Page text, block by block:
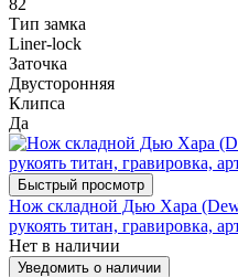
Тип замка
Liner-lock
Заточка
Двусторонняя
Клипса
Да
Быстрый просмотр
Нож складной Дью Хара
рукоять титан, гравировка,
Нет в наличии
Уведомить о наличии